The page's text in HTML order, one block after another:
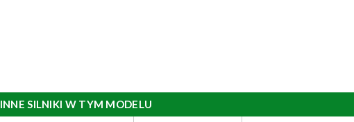
INNE SILNIKI W TYM MODELU